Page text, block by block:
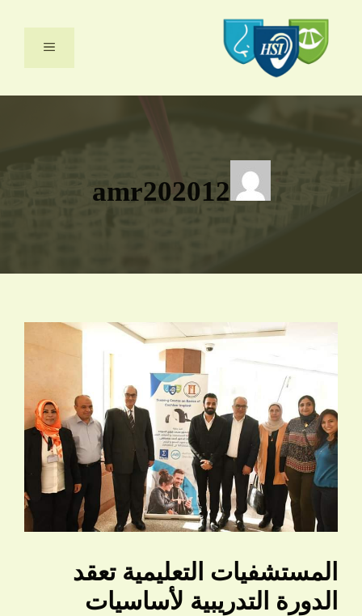
المحتوى
القائمة
amr202012
المستشفيات التعليمية تعقد
الدورة التدريبية لأساسيات